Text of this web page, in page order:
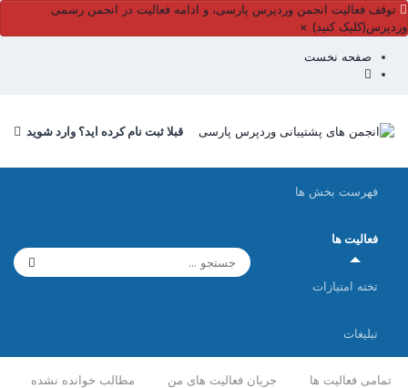
توقف فعالیت انجمن وردپرس پارسی، و ادامه فعالیت در انجمن رسمی
وردپرس(کلیک کنید) ×
صفحه نخست
قبلا ثبت نام کرده اید؟ وارد شوید
فهرست بخش ها
فعالیت ها
تمامی فعالیت ها جریان فعالیت های من مطالب خوانده نشده
تخته امتیازات
تبلیغات